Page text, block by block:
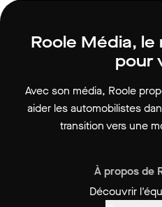
Roole Média,
pour
Avec son média, Roole
aider les automobilistes
transition vers une
À propos de
Découvrir